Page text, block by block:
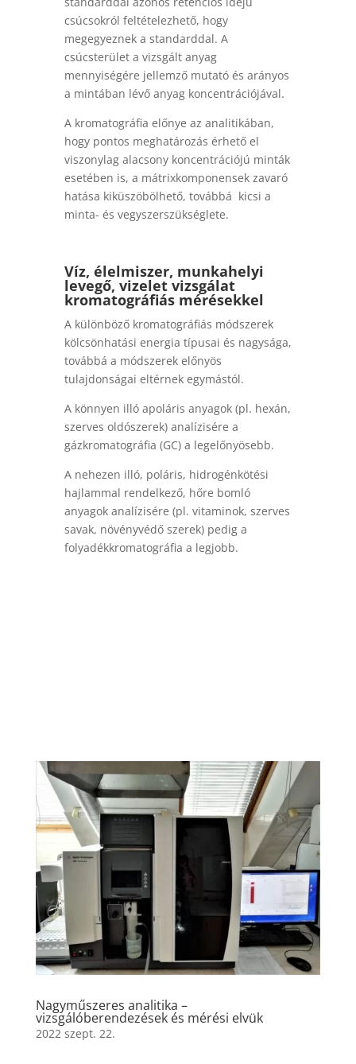
csúcsokról feltételezhető, hogy
megegyeznek a standarddal. A
csúcsterület a vizsgált anyag
mennyiségére jellemző mutató és arányos
a mintában lévő anyag koncentrációjával.
A kromatográfia előnye az analitikában,
hogy pontos meghatározás érhető el
viszonylag alacsony koncentrációjú minták
esetében is, a mátrixkomponensek zavaró
hatása kiküszöbölhető, továbbá kicsi a
minta- és vegyszerszükséglete.
Víz, élelmiszer, munkahelyi
levegő, vizelet vizsgálat
kromatográfiás mérésekkel
A különböző kromatográfiás módszerek
kölcsönhatási energia típusai és nagysága,
továbbá a módszerek előnyös
tulajdonságai eltérnek egymástól.
A könnyen illó apoláris anyagok (pl. hexán,
szerves oldószerek) analízisére a
gázkromatográfia (GC) a legelőnyösebb.
A nehezen illó, poláris, hidrogénkötési
hajlammal rendelkező, hőre bomló
anyagok analízisére (pl. vitaminok, szerves
savak, növényvédő szerek) pedig a
folyadékkromatográfia a legjobb.
Nagyműszeres analitika –
vizsgálóberendezések és mérési elvük
2022 szept. 22.